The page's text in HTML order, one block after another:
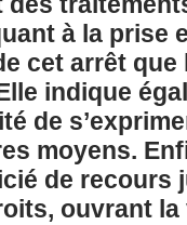
à la prise
cet arrêt que
indique
de
moyens.
de
ouvrant la